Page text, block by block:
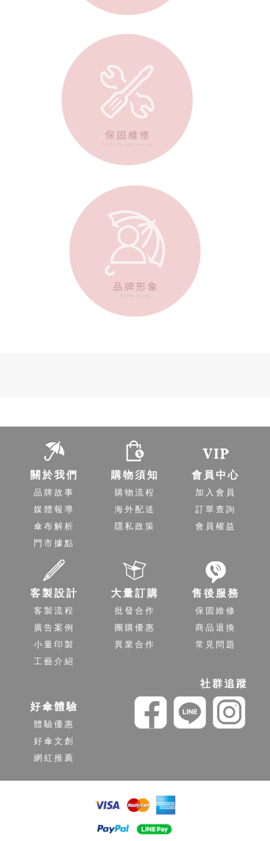
關於我們
品牌故事
媒體報導
傘布解析
門市據點
購物須知
購物流程
海外配送
隱私政策
會員中心
加入會員
訂單查詢
會員權益
客製設計
客製流程
廣告案例
小量印製
工藝介紹
大量訂購
批發合作
團購優惠
異業合作
售後服務
保固維修
商品退換
常見問題
好傘體驗
體驗優惠
好傘文創
網紅推薦
社群追蹤